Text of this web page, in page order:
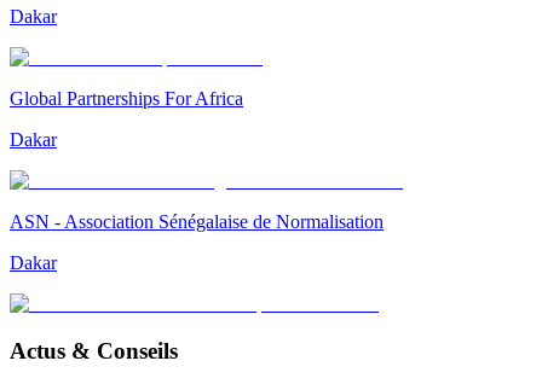
Dakar
Global Partnerships For Africa
Dakar
ASN - Association Sénégalaise de Normalisation
Dakar
Actus & Conseils